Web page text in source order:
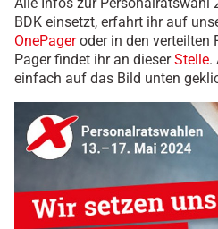
BDK einsetzt, erfahrt ihr auf
OnePageroder in den verteilten
Pager findet ihr an dieserStelle.
einfach auf das Bild unten